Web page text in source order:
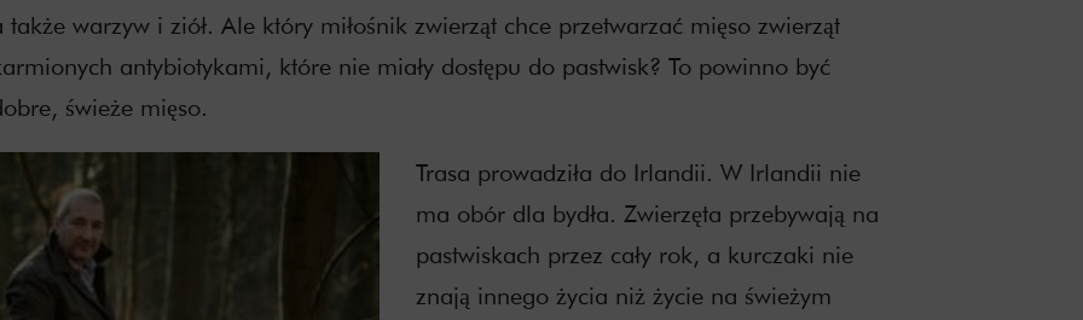
także warzyw i ziół. Ale który miłośnik zwierząt chce przetwarzać mięso zwierząt
antybiotykami, które nie miały dostępu do pastwisk? To powinno być
świeże mięso.
Trasa prowadziła do Irlandii. W Irlandii nie
ma obór dla bydła. Zwierzęta przebywają na
pastwiskach przez cały rok, a kurczaki nie
znają innego życia niż życie na świeżym